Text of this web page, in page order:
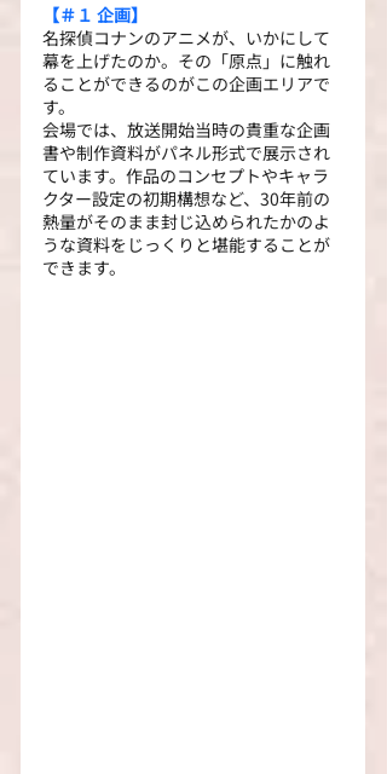
【＃１ 企画】
名探偵コナンのアニメが、いかにして
幕を上げたのか。その「原点」に触れ
ることができるのがこの企画エリアで
す。
会場では、放送開始当時の貴重な企画
書や制作資料がパネル形式で展示され
ています。作品のコンセプトやキャラ
クター設定の初期構想など、30年前の
熱量がそのまま封じ込められたかのよ
うな資料をじっくりと堪能することが
できます。